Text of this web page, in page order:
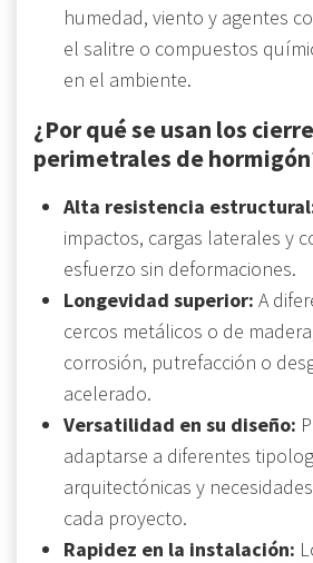
humedad, viento y agentes
el salitre o compuestos
en el ambiente.
¿Por qué se usan los
perimetrales de
Alta resistencia
impactos, cargas laterales y
esfuerzo sin deformaciones.
Longevidad superior: A
cercos metálicos o de
corrosión, putrefacción o
acelerado.
Versatilidad en su diseño:
adaptarse a diferentes
arquitectónicas y
cada proyecto.
Rapidez en la instalación: